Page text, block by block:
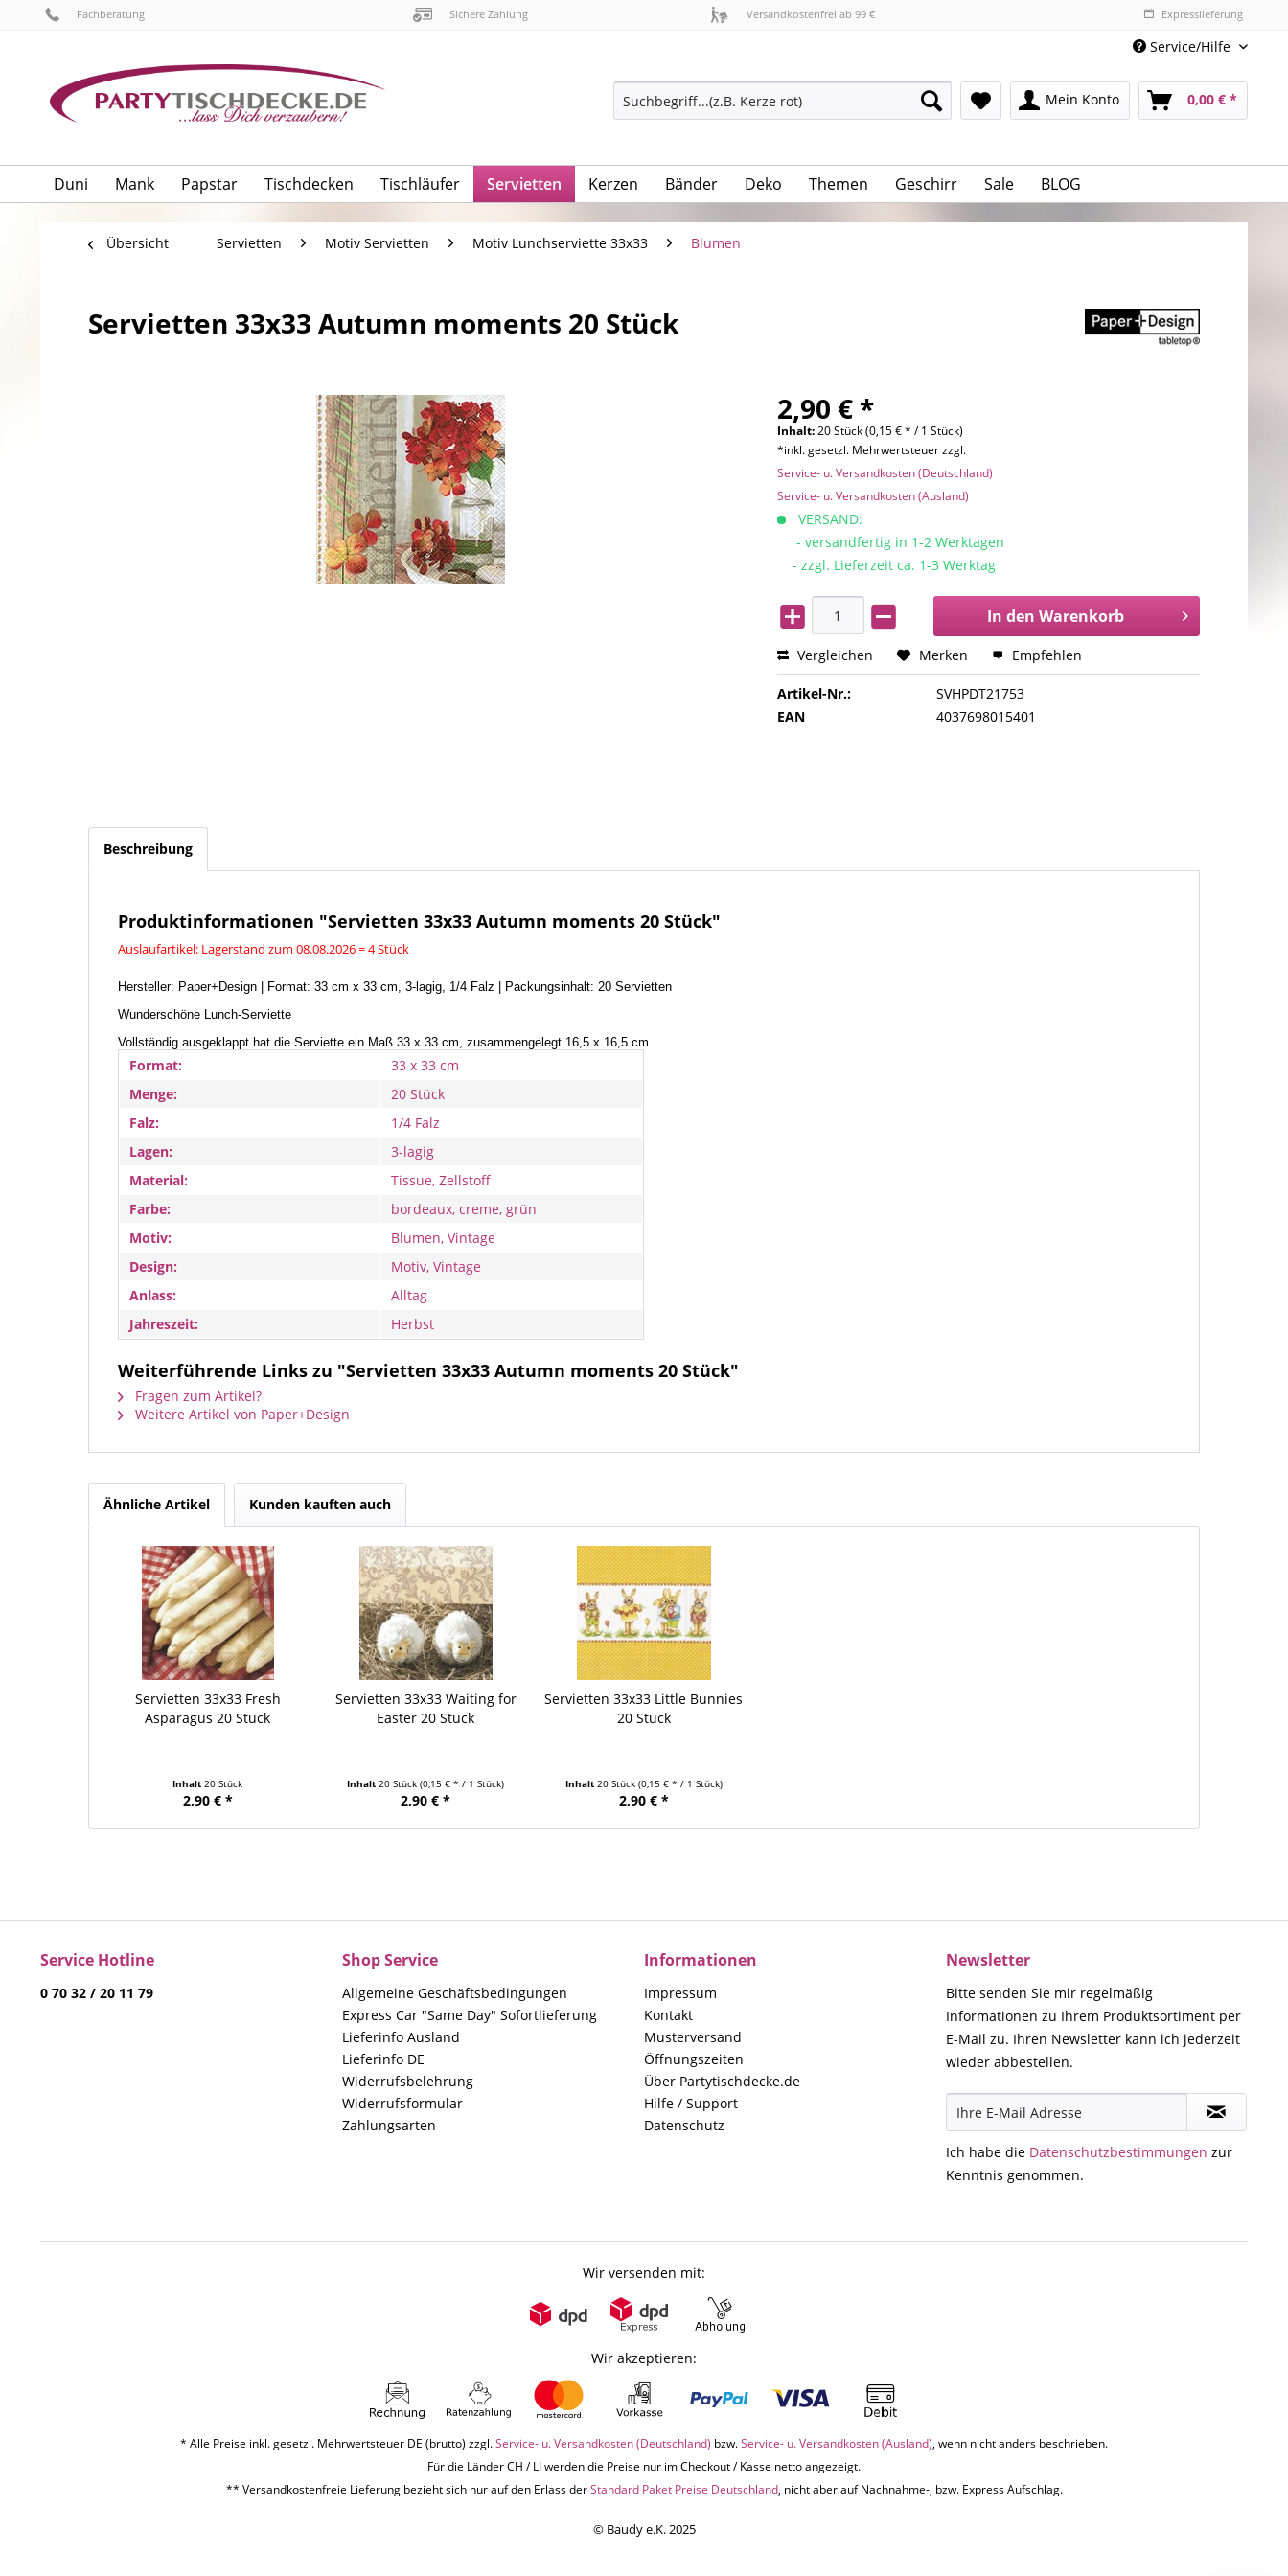
Fachberatung Sichere Zahlung Versandkostenfrei ab 99 € Expresslieferung
Service/Hilfe
Mein Konto 0,00 € *
Duni Mank Papstar Tischdecken Tischläufer Servietten Kerzen Bänder Deko Themen Geschirr Sale BLOG
Übersicht Servietten Motiv Servietten Motiv Lunchserviette 33x33 Blumen
Servietten 33x33 Autumn moments 20 Stück
2,90 € *
Inhalt:20 Stück (0,15 € * / 1 Stück)
*inkl. gesetzl. Mehrwertsteuer zzgl.
Service- u. Versandkosten (Deutschland)
Service- u. Versandkosten (Ausland)
VERSAND:
- versandfertig in 1-2 Werktagen
- zzgl. Lieferzeit ca. 1-3 Werktag
In den Warenkorb
Vergleichen Merken Empfehlen
Artikel-Nr.:
SVHPDT21753
EAN
4037698015401
Beschreibung
Produktinformationen "Servietten 33x33 Autumn moments 20 Stück"
Auslaufartikel: Lagerstand zum 08.08.2026 = 4 Stück
Hersteller: Paper+Design | Format: 33 cm x 33 cm, 3-lagig, 1/4 Falz | Packungsinhalt: 20 Servietten
Wunderschöne Lunch-Serviette
Vollständig ausgeklappt hat die Serviette ein Maß 33 x 33 cm, zusammengelegt 16,5 x 16,5 cm
Format:
33 x 33 cm
Menge:
20 Stück
Falz:
1/4 Falz
Lagen:
3-lagig
Material:
Tissue, Zellstoff
Farbe:
bordeaux, creme, grün
Motiv:
Blumen, Vintage
Design:
Motiv, Vintage
Anlass:
Alltag
Jahreszeit:
Herbst
Weiterführende Links zu "Servietten 33x33 Autumn moments 20 Stück"
Fragen zum Artikel?
Weitere Artikel von Paper+Design
Ähnliche Artikel Kunden kauften auch
Servietten 33x33 Fresh
Asparagus 20 Stück
Inhalt20 Stück
2,90 € *
Servietten 33x33 Waiting for
Easter 20 Stück
Inhalt20 Stück(0,15 € * / 1 Stück)
2,90 € *
Servietten 33x33 Little Bunnies
20 Stück
Inhalt 20 Stück (0,15 € * / 1 Stück)
2,90 € *
Service Hotline
0 70 32 / 20 11 79
Shop Service
Allgemeine Geschäftsbedingungen
Express Car "Same Day" Sofortlieferung
Lieferinfo Ausland
Lieferinfo DE
Widerrufsbelehrung
Widerrufsformular
Zahlungsarten
Informationen
Impressum
Kontakt
Musterversand
Öffnungszeiten
Über Partytischdecke.de
Hilfe / Support
Datenschutz
Newsletter
Bitte senden Sie mir regelmäßig
Informationen zu Ihrem Produktsortiment per
E-Mail zu. Ihren Newsletter kann ich jederzeit
wieder abbestellen.
Ich habe die Datenschutzbestimmungen zur
Kenntnis genommen.
Wir versenden mit:
Wir akzeptieren:
* Alle Preise inkl. gesetzl. Mehrwertsteuer DE (brutto) zzgl.Service- u. Versandkosten (Deutschland) bzw.Service- u. Versandkosten (Ausland), wenn nicht anders beschrieben.
Für die Länder CH / LI werden die Preise nur im Checkout / Kasse netto angezeigt.
** Versandkostenfreie Lieferung bezieht sich nur auf den Erlass derStandard Paket Preise Deutschland, nicht aber auf Nachnahme-, bzw. Express Aufschlag.
© Baudy e.K. 2025